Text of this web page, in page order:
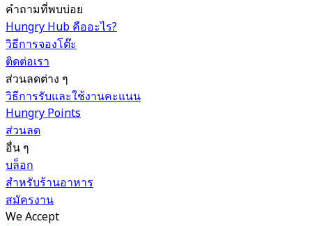
คำถามที่พบบ่อย
Hungry Hub คืออะไร?
วิธีการจองโต๊ะ
ติดต่อเรา
ส่วนลดต่าง ๆ
วิธีการรับและใช้งานคะแนน
Hungry Points
ส่วนลด
อื่น ๆ
บล็อก
สำหรับร้านอาหาร
สมัครงาน
We Accept